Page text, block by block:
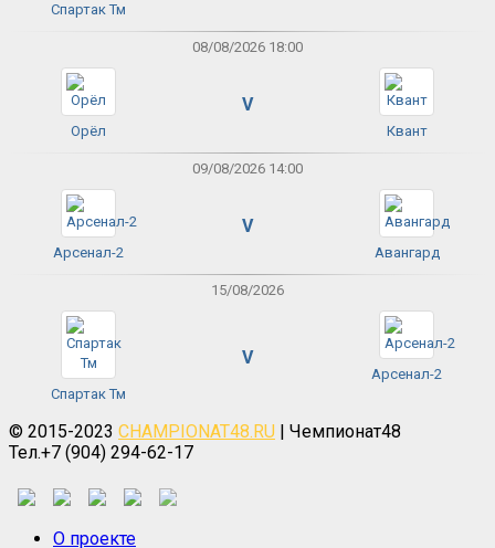
Спартак Тм
08/08/2026 18:00
Орёл
V
Квант
09/08/2026 14:00
Арсенал-2
V
Авангард
15/08/2026
Спартак Тм
V
Арсенал-2
© 2015-2023 CHAMPIONAT48.RU | Чемпионат48
Тел.+7 (904) 294-62-17
О проекте